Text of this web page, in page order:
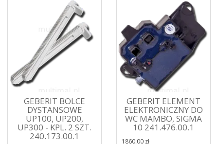
GEBERIT BOLCE
DYSTANSOWE
UP100, UP200,
UP300 - KPL. 2 SZT.
240.173.00.1
GEBERIT ELEMENT
ELEKTRONICZNY DO
WC MAMBO, SIGMA
10 241.476.00.1
1860,00 zł